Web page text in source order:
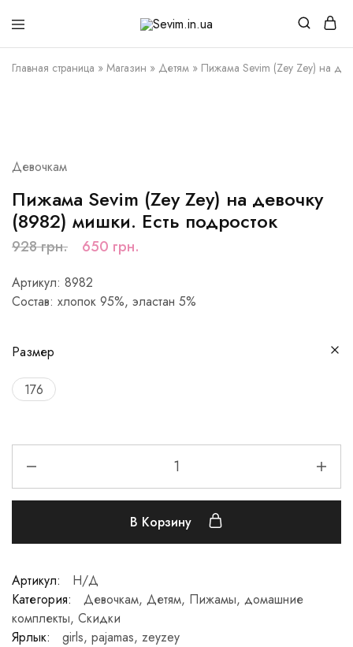
Sevim.in.ua
Интернет
магазин
белья
и
Главная страница » Магазин » Детям » Пижама Sevim (Zey Zey) на
Девочкам
Пижама Sevim (Zey Zey) на девочку
(8982) мишки. Есть подросток
928грн. 650 грн.
Артикул: 8982
Состав: хлопок 95%, эластан 5%
Размер
176
В Корзину
Артикул:
Н/Д
Категория:
Девочкам, Детям, Пижамы, домашние
комплекты, Скидки
Ярлык:
girls, pajamas, zeyzey